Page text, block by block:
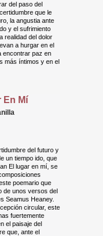
del paso del
que le
la angustia ante
y el sufrimiento
realidad del dolor
a hurgar en el
encontrar paz en
más íntimos y en el
En Mí
del futuro y
un tiempo ido, que
El lugar en mí, se
poemario que
de unos versos del
Seamus Heaney.
circular, este
fuertemente
el paisaje del
que, ante el